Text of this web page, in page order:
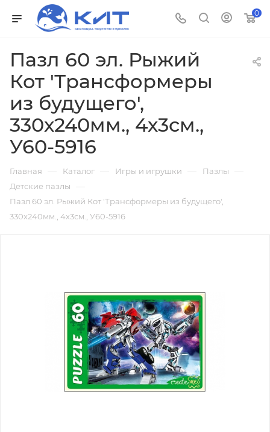
0
Пазл 60 эл. Рыжий
Кот 'Трансформеры
из будущего',
330х240мм., 4х3см.,
У60-5916
Главная — Каталог — Игры и игрушки — Пазлы —
Детские пазлы —
Пазл 60 эл. Рыжий Кот 'Трансформеры из будущего',
330х240мм., 4х3см., У60-5916